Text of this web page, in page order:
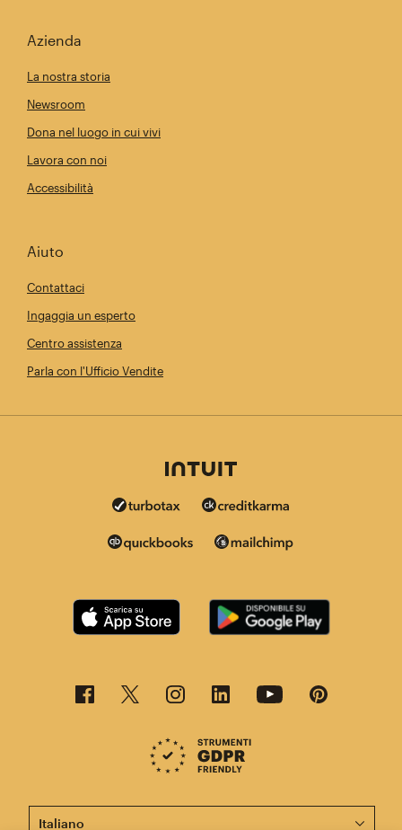
Azienda
La nostra storia
Newsroom
Dona nel luogo in cui vivi
Lavora con noi
Accessibilità
Aiuto
Contattaci
Ingaggia un esperto
Centro assistenza
Parla con l'Ufficio Vendite
Questa pagina è ora disponibile in altre lingue.